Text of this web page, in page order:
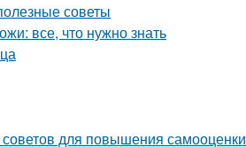
советы
все, что нужно знать
советов для повышения самооценки